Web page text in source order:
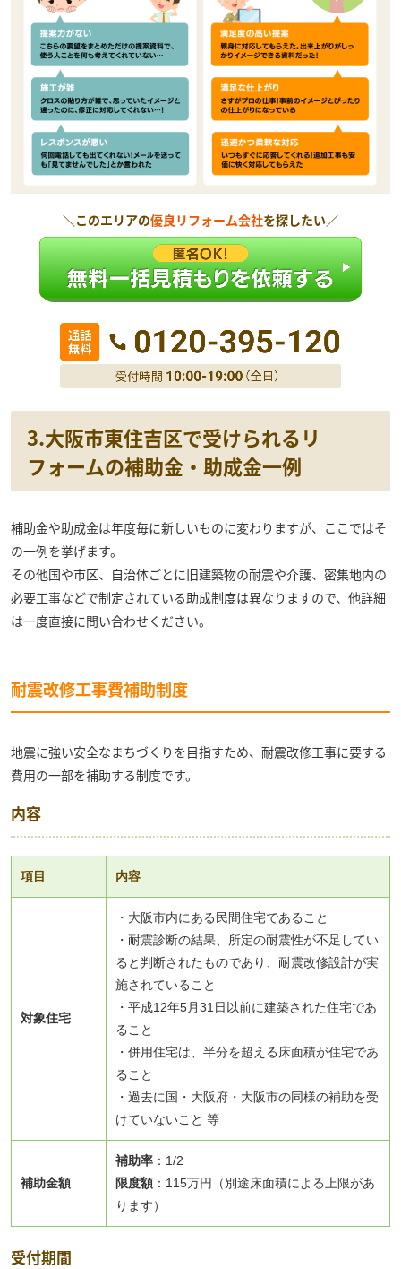
＼このエリアの優良リフォーム会社を探したい／
3.大阪市東住吉区で受けられるリ
フォームの補助金・助成金一例
補助金や助成金は年度毎に新しいものに変わりますが、ここではそ
の一例を挙げます。
その他国や市区、自治体ごとに旧建築物の耐震や介護、密集地内の
必要工事などで制定されている助成制度は異なりますので、他詳細
は一度直接に問い合わせください。
耐震改修工事費補助制度
地震に強い安全なまちづくりを目指すため、耐震改修工事に要する
費用の一部を補助する制度です。
内容
項目 内容
対象住宅
・大阪市内にある民間住宅であること
・耐震診断の結果、所定の耐震性が不足してい
ると判断されたものであり、耐震改修設計が実
施されていること
・平成12年5月31日以前に建築された住宅であ
ること
・併用住宅は、半分を超える床面積が住宅であ
ること
・過去に国・大阪府・大阪市の同様の補助を受
けていないこと 等
補助金額
補助率 ：1/2
限度額：115万円（別途床面積による上限があ
ります）
受付期間